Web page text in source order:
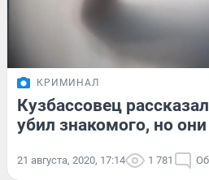
КРИМИНАЛ
Кузбассовец
убил знакомого, но
21 августа, 2020, 17:14 1 781